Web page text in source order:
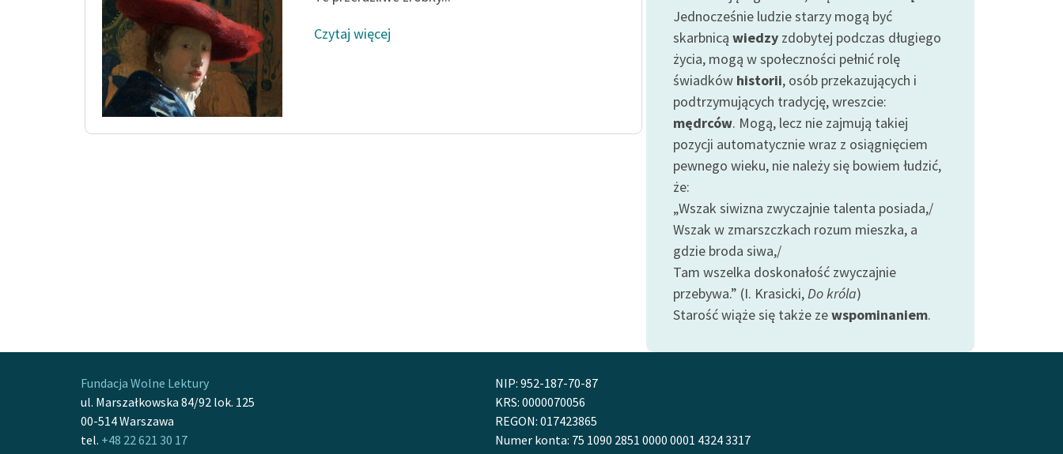
Czytaj więcej
Jednocześnie ludzie starzy mogą być
skarbnicą wiedzy zdobytej podczas długiego
życia, mogą w społeczności pełnić rolę
świadków historii, osób przekazujących i
podtrzymujących tradycję, wreszcie:
mędrców. Mogą, lecz nie zajmują takiej
pozycji automatycznie wraz z osiągnięciem
pewnego wieku, nie należy się bowiem łudzić,
że:
„Wszak siwizna zwyczajnie talenta posiada,/
Wszak w zmarszczkach rozum mieszka, a
gdzie broda siwa,/
Tam wszelka doskonałość zwyczajnie
przebywa.” (I. Krasicki,Do króla)
Starość wiąże się także zewspominaniem.
Fundacja Wolne Lektury
ul. Marszałkowska 84/92 lok. 125
00-514 Warszawa
tel. +48 22 621 30 17
NIP: 952-187-70-87
KRS: 0000070056
REGON: 017423865
Numer konta: 75 1090 2851 0000 0001 4324 3317